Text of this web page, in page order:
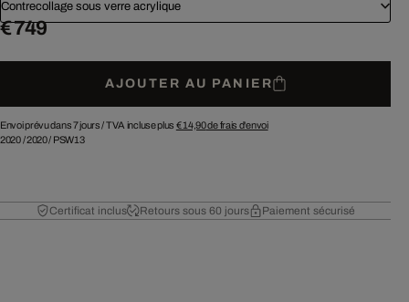
Contrecollage sous verre acrylique
€ 749
AJOUTER AU PANIER
Envoi prévu dans 7 jours /TVA incluse plus € 14,90de frais d'envoi
2020/2020/ PSW13
Certificat inclus Retours sous 60 jours Paiement sécurisé